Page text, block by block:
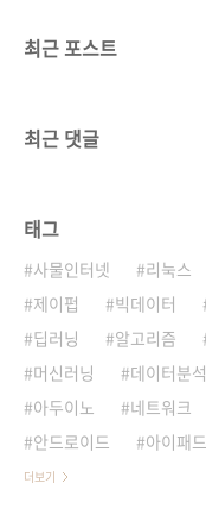
최근 포스트
최근 댓글
태그
사물인터넷 리눅스
제이펍
빅데이터
딥러닝
알고리즘
머신러닝
데이터분석
아두이노
네트워크
안드로이드
아이패드
더보기